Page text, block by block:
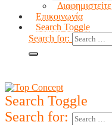
Διαφημιστείτε
Επικοινωνία
Search Toggle
Search for:
Search Toggle
Search for: